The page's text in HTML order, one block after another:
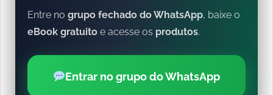
Entre no grupo fechado do WhatsApp, baixe o
eBook gratuito e acesse os produtos.
Entrar no grupo do WhatsApp